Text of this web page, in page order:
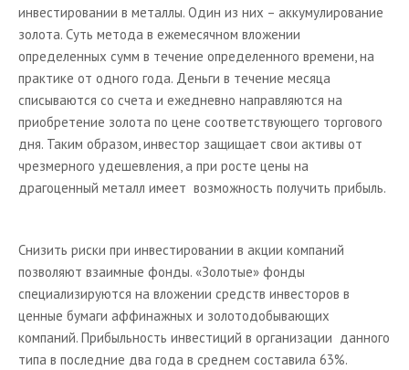
инвестировании в металлы. Один из них – аккумулирование
золота. Суть метода в ежемесячном вложении
определенных сумм в течение определенного времени, на
практике от одного года. Деньги в течение месяца
списываются со счета и ежедневно направляются на
приобретение золота по цене соответствующего торгового
дня. Таким образом, инвестор защищает свои активы от
чрезмерного удешевления, а при росте цены на
драгоценный металл имеет возможность получить прибыль.
Снизить риски при инвестировании в акции компаний
позволяют взаимные фонды. «Золотые» фонды
специализируются на вложении средств инвесторов в
ценные бумаги аффинажных и золотодобывающих
компаний. Прибыльность инвестиций в организации данного
типа в последние два года в среднем составила 63%.